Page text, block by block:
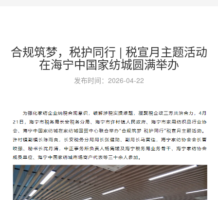
合规筑梦，税护同行 | 税宣月主题活动
在海宁中国家纺城圆满举办
发布时间：2026-04-22